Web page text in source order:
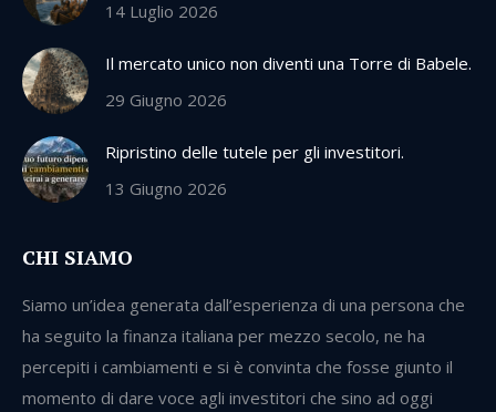
14 Luglio 2026
Il mercato unico non diventi una Torre di Babele.
29 Giugno 2026
Ripristino delle tutele per gli investitori.
13 Giugno 2026
CHI SIAMO
Siamo un’idea generata dall’esperienza di una persona che
ha seguito la finanza italiana per mezzo secolo, ne ha
percepiti i cambiamenti e si è convinta che fosse giunto il
momento di dare voce agli investitori che sino ad oggi